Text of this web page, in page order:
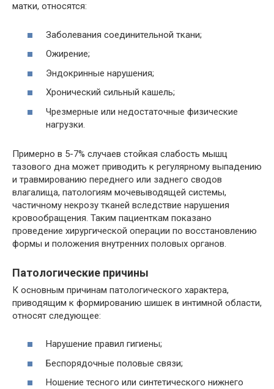
матки, относятся:
Заболевания соединительной ткани;
Ожирение;
Эндокринные нарушения;
Хронический сильный кашель;
Чрезмерные или недостаточные физические
нагрузки.
Примерно в 5-7% случаев стойкая слабость мышц
тазового дна может приводить к регулярному выпадению
и травмированию переднего или заднего сводов
влагалища, патологиям мочевыводящей системы,
частичному некрозу тканей вследствие нарушения
кровообращения. Таким пациенткам показано
проведение хирургической операции по восстановлению
формы и положения внутренних половых органов.
Патологические причины
К основным причинам патологического характера,
приводящим к формированию шишек в интимной области,
относят следующее:
Нарушение правил гигиены;
Беспорядочные половые связи;
Ношение тесного или синтетического нижнего